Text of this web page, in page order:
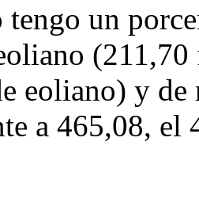
tengo un
eoliano) y
a 465,08, el